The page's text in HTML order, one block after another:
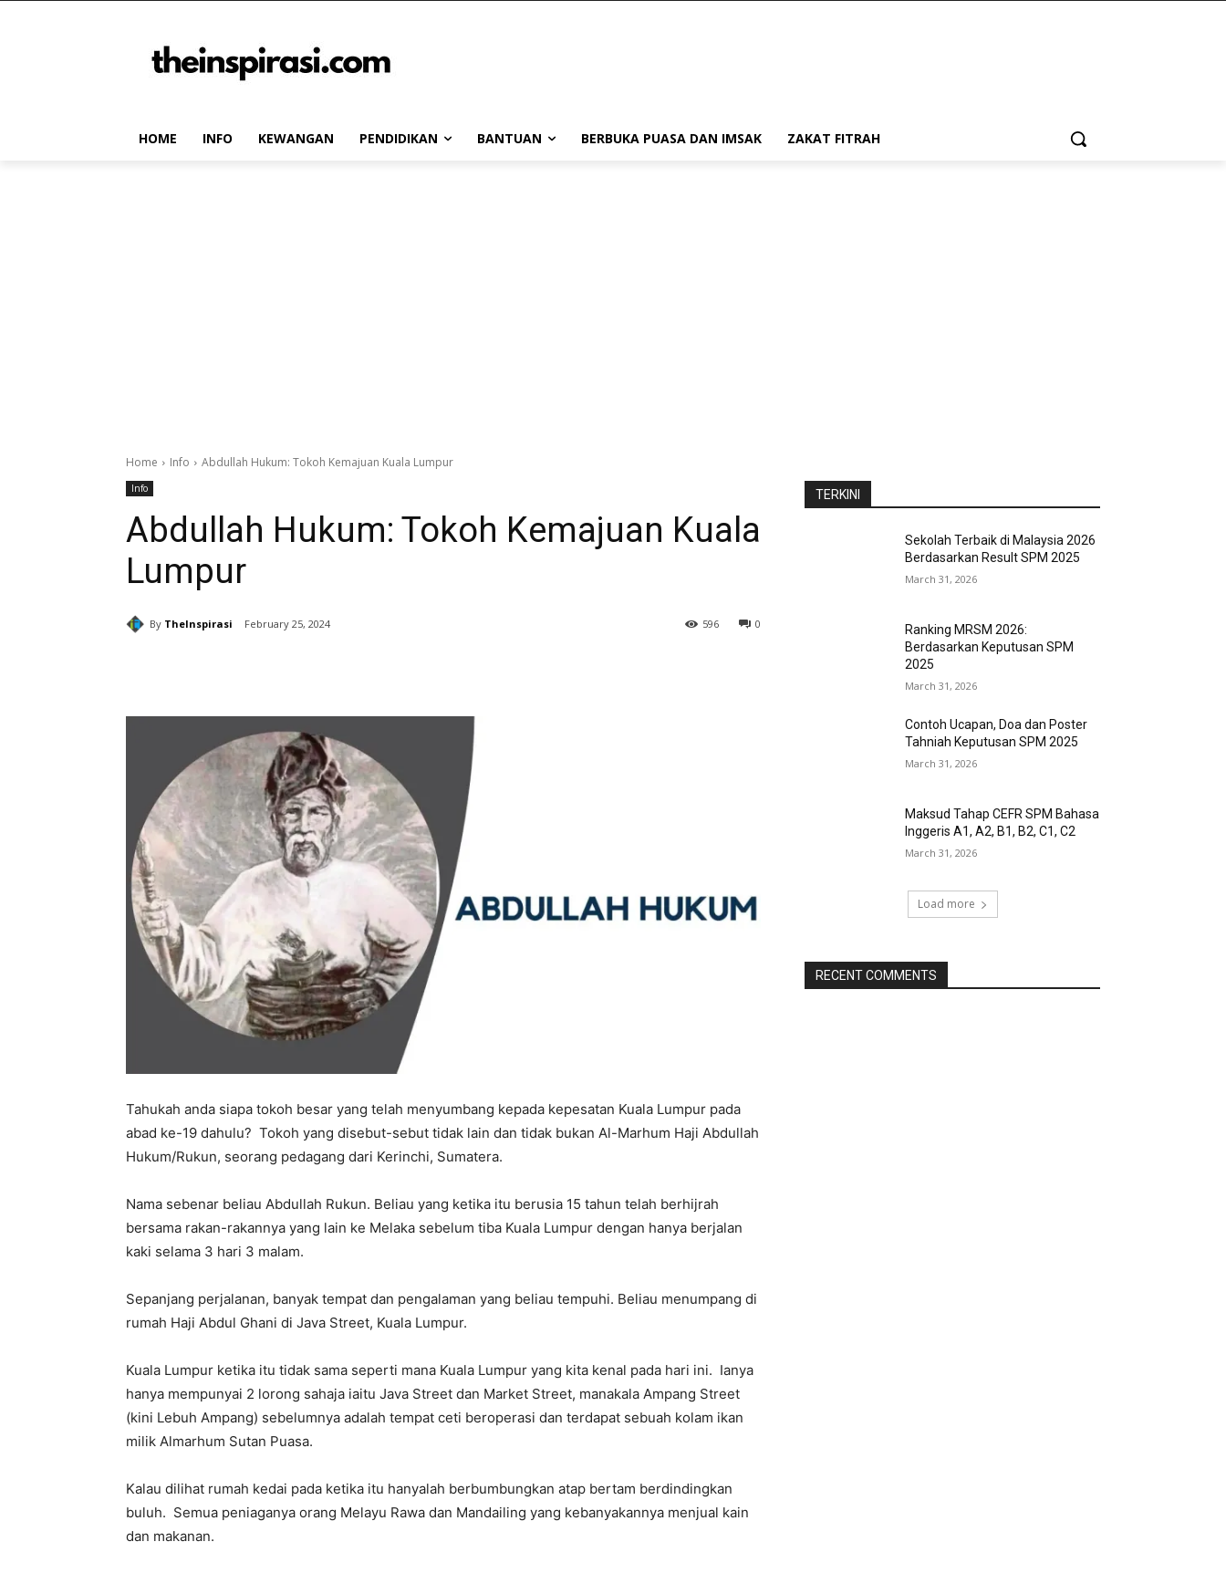
HOME INFO KEWANGAN PENDIDIKAN BANTUAN BERBUKA PUASA DAN IMSAK ZAKAT FITRAH
Home Info Abdullah Hukum: Tokoh Kemajuan Kuala Lumpur
Info
Abdullah Hukum: Tokoh Kemajuan Kuala
Lumpur
By TheInspirasi February 25, 2024 0
596
Tahukah anda siapa tokoh besar yang telah menyumbang kepada kepesatan Kuala Lumpur pada
abad ke-19 dahulu? Tokoh yang disebut-sebut tidak lain dan tidak bukan Al-Marhum Haji Abdullah
Hukum/Rukun, seorang pedagang dari Kerinchi, Sumatera.
Nama sebenar beliau Abdullah Rukun. Beliau yang ketika itu berusia 15 tahun telah berhijrah
bersama rakan-rakannya yang lain ke Melaka sebelum tiba Kuala Lumpur dengan hanya berjalan
kaki selama 3 hari 3 malam.
Sepanjang perjalanan, banyak tempat dan pengalaman yang beliau tempuhi. Beliau menumpang di
rumah Haji Abdul Ghani di Java Street, Kuala Lumpur.
Kuala Lumpur ketika itu tidak sama seperti mana Kuala Lumpur yang kita kenal pada hari ini. Ianya
hanya mempunyai 2 lorong sahaja iaitu Java Street dan Market Street, manakala Ampang Street
(kini Lebuh Ampang) sebelumnya adalah tempat ceti beroperasi dan terdapat sebuah kolam ikan
milik Almarhum Sutan Puasa.
Kalau dilihat rumah kedai pada ketika itu hanyalah berbumbungkan atap bertam berdindingkan
buluh. Semua peniaganya orang Melayu Rawa dan Mandailing yang kebanyakannya menjual kain
dan makanan.
TERKINI
Sekolah Terbaik di Malaysia 2026
Berdasarkan Result SPM 2025
March 31, 2026
Ranking MRSM 2026:
Berdasarkan Keputusan SPM
2025
March 31, 2026
Contoh Ucapan, Doa dan Poster
Tahniah Keputusan SPM 2025
March 31, 2026
Maksud Tahap CEFR SPM Bahasa
Inggeris A1, A2, B1, B2, C1, C2
March 31, 2026
Load more
RECENT COMMENTS